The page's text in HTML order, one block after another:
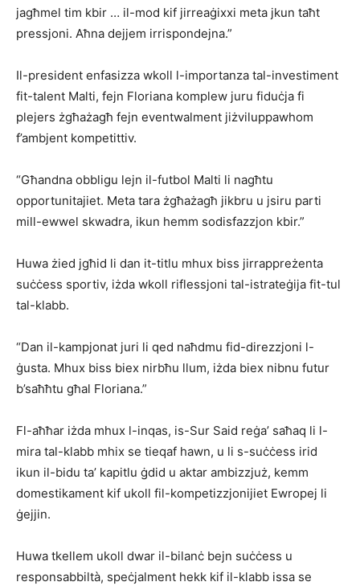
jagħmel tim kbir … il-mod kif jirreaġixxi meta jkun taħt
pressjoni. Aħna dejjem irrispondejna.”
Il-president enfasizza wkoll l-importanza tal-investiment
fit-talent Malti, fejn Floriana komplew juru fiduċja fi
plejers żgħażagħ fejn eventwalment jiżviluppawhom
f’ambjent kompetittiv.
“Għandna obbligu lejn il-futbol Malti li nagħtu
opportunitajiet. Meta tara żgħażagħ jikbru u jsiru parti
mill-ewwel skwadra, ikun hemm sodisfazzjon kbir.”
Huwa żied jgħid li dan it-titlu mhux biss jirrappreżenta
suċċess sportiv, iżda wkoll riflessjoni tal-istrateġija fit-tul
tal-klabb.
“Dan il-kampjonat juri li qed naħdmu fid-direzzjoni l-
ġusta. Mhux biss biex nirbħu llum, iżda biex nibnu futur
b’saħħtu għal Floriana.”
Fl-aħħar iżda mhux l-inqas, is-Sur Said reġa’ saħaq li l-
mira tal-klabb mhix se tieqaf hawn, u li s-suċċess irid
ikun il-bidu ta’ kapitlu ġdid u aktar ambizzjuż, kemm
domestikament kif ukoll fil-kompetizzjonijiet Ewropej li
ġejjin.
Huwa tkellem ukoll dwar il-bilanċ bejn suċċess u
responsabbiltà, speċjalment hekk kif il-klabb issa se